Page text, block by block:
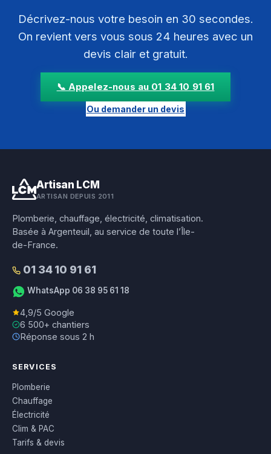
Décrivez-nous votre besoin en 30 secondes.
On revient vers vous sous 24 heures avec un
devis clair et gratuit.
📞 Appelez-nous au 01 34 10 91 61
Ou demander un devis
Artisan LCM
ARTISAN DEPUIS 2011
Plomberie, chauffage, électricité, climatisation.
Basée à Argenteuil, au service de toute l’Île-
de-France.
01 34 10 91 61
WhatsApp 06 38 95 61 18
4,9/5 Google
6 500+ chantiers
Réponse sous 2 h
SERVICES
Plomberie
Chauffage
Électricité
Clim & PAC
Tarifs & devis